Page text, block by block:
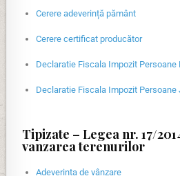
Cerere adeverință pământ
Cerere certificat producător
Declaratie Fiscala Impozit Persoane
Declaratie Fiscala Impozit Persoane
Tipizate – Legea nr. 17/
vanzarea terenurilor
Adeverinta de vânzare